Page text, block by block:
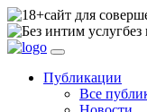
сайт для
без
Публикации
Все